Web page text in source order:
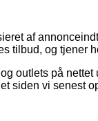
af
tilbud, og tjener
outlets på
siden vi senest